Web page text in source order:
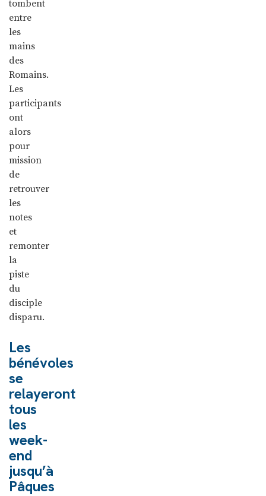
tombent
entre
les
mains
des
Romains.
Les
participants
ont
alors
pour
mission
de
retrouver
les
notes
et
remonter
la
piste
du
disciple
disparu.
Les
bénévoles
se
relayeront
tous
les
week-
end
jusqu’à
Pâques